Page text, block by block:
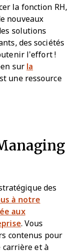
la fonction RH,
nouveaux
solutions
des sociétés
l’effort !
sur la
une ressource
des
à notre
aux
. Vous
contenus pour
carrière et à